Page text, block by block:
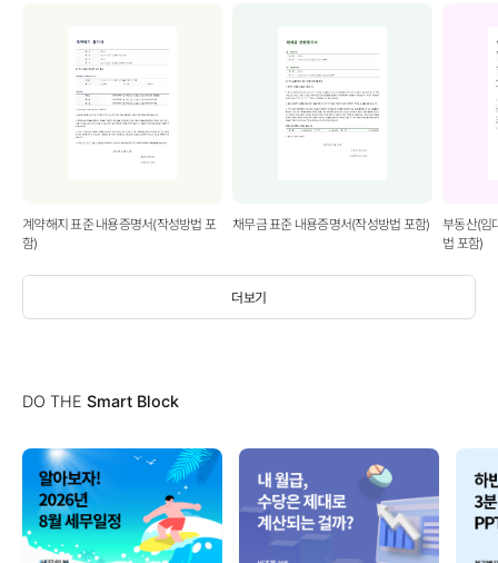
더보기
계약해지 표준 내용증명서(작성방법 포
함)
채무금 표준 내용증명서(작성방법 포함)
부동산(임
법 포함)
DO THE Smart Block